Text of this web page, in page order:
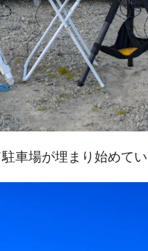
車場が埋まり始めてい